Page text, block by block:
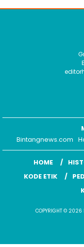
Bintangnews.com
HOME
KODE ETIK
COPYRIGHT © 2026